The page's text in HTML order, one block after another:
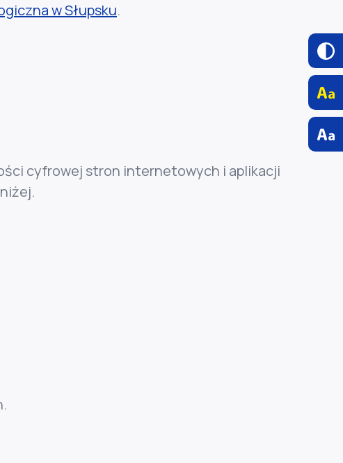
w Słupsku.
cyfrowej stron internetowych i aplikacji